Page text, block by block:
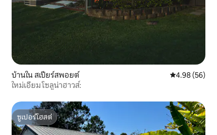
บ้านใน สเปียร์สพอยต์ คะแนนเฉลี่ย
4.98 (56)
ใหม่เอี่ยม โซลูน่าฮาวส์:
ซูเปอร์โฮสต์
ซูเปอร์โฮสต์